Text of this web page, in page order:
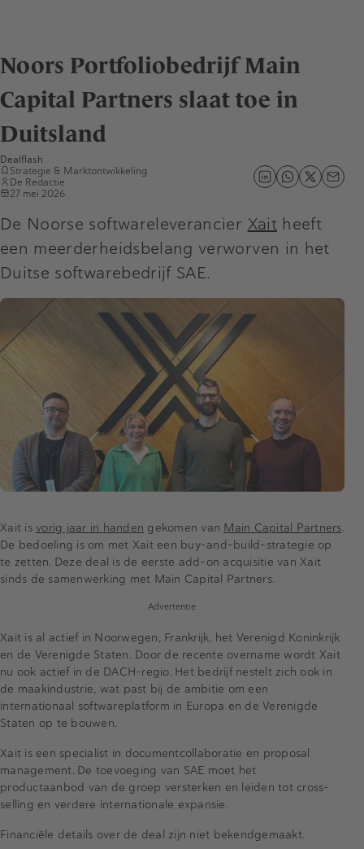
Noors Portfoliobedrijf Main
Capital Partners slaat toe in
Duitsland
Dealflash
Strategie & Marktontwikkeling
De Redactie
27 mei 2026
De Noorse softwareleverancier Xaitheeft
een meerderheidsbelang verworven in het
Duitse softwarebedrijf SAE.
Xait is vorig jaar in handen gekomen van Main Capital Partners.
De bedoeling is om met Xait een buy-and-build-strategie op
te zetten. Deze deal is de eerste add-on acquisitie van Xait
sinds de samenwerking met Main Capital Partners.
Advertentie
Xait is al actief in Noorwegen, Frankrijk, het Verenigd Koninkrijk
en de Verenigde Staten. Door de recente overname wordt Xait
nu ook actief in de DACH-regio. Het bedrijf nestelt zich ook in
de maakindustrie, wat past bij de ambitie om een
internationaal softwareplatform in Europa en de Verenigde
Staten op te bouwen.
Xait is een specialist in documentcollaboratie en proposal
management. De toevoeging van SAE moet het
productaanbod van de groep versterken en leiden tot cross-
selling en verdere internationale expansie.
Financiële details over de deal zijn niet bekendgemaakt.